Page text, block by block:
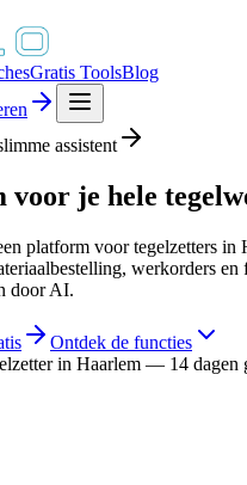
Gratis ToolsBlog
assistent
voor je hele
platform voor tegelzetters in
werkorders
door AI.
Ontdek de functies
in Haarlem — 14 dagen